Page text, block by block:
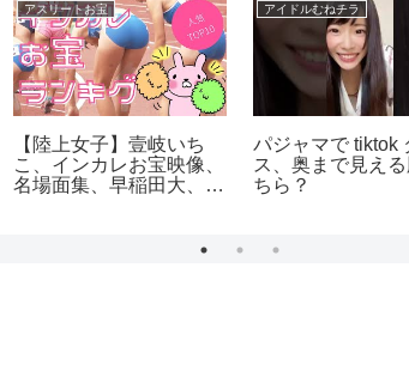
アスリートお宝
【陸上女子】壹岐いち
こ、インカレお宝映像、
名場面集、早稲田大、立
アイドルむねチラ
パジャマで tiktok
ス、奥まで見え
ちら？